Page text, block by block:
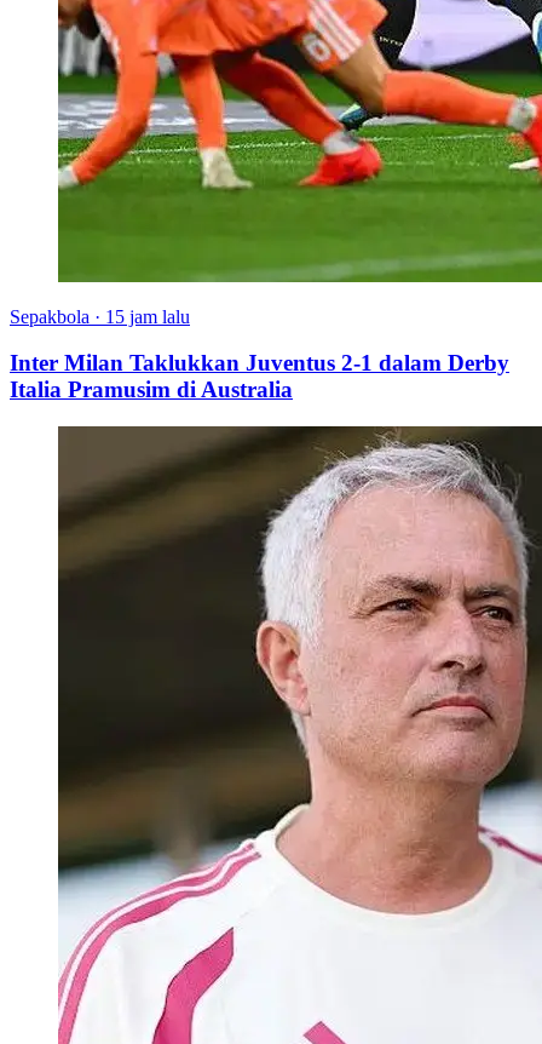
Sepakbola · 15 jam lalu
Inter Milan Taklukkan Juventus 2-1 dalam Derby
Italia Pramusim di Australia